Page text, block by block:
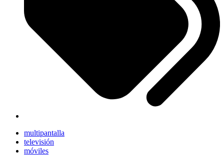
multipantalla
televisión
móviles